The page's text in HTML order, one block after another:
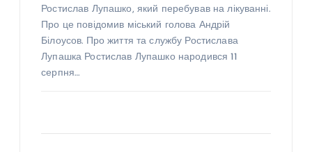
Ростислав Лупашко, який перебував на лікуванні.
Про це повідомив міський голова Андрій
Білоусов. Про життя та службу Ростислава
Лупашка Ростислав Лупашко народився 11
серпня…